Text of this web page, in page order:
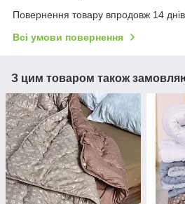
Повернення товару впродовж 14
Всі умови повернення
З цим товаром також